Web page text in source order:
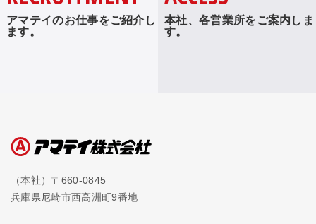
アマテイのお仕事をご紹介し
ます。
本社、各営業所をご案内しま
す。
（本社）〒660-0845
兵庫県尼崎市西高洲町9番地